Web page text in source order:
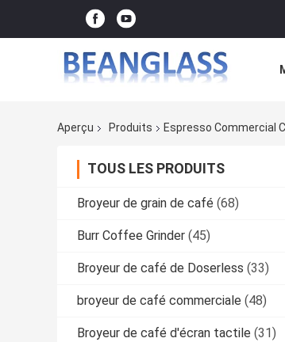
Aperçu Produits Espresso Commercial
TOUS LES PRODUITS
Broyeur de grain de café (68)
Burr Coffee Grinder (45)
Broyeur de café de Doserless (33)
broyeur de café commerciale (48)
Broyeur de café d'écran tactile (31)